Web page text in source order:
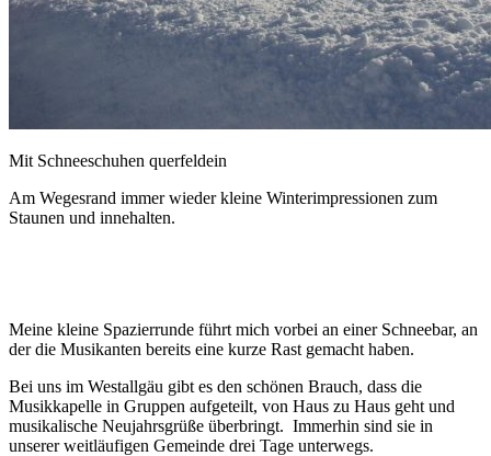
Mit Schneeschuhen querfeldein
Am Wegesrand immer wieder kleine Winterimpressionen zum
Staunen und innehalten.
Meine kleine Spazierrunde führt mich vorbei an einer Schneebar, an
der die Musikanten bereits eine kurze Rast gemacht haben.
Bei uns im Westallgäu gibt es den schönen Brauch, dass die
Musikkapelle in Gruppen aufgeteilt, von Haus zu Haus geht und
musikalische Neujahrsgrüße überbringt. Immerhin sind sie in
unserer weitläufigen Gemeinde drei Tage unterwegs.